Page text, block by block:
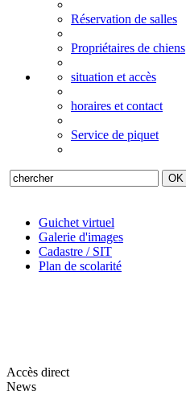
Réservation de salles
Propriétaires de chiens
situation et accès
horaires et contact
Service de piquet
Guichet virtuel
Galerie d'images
Cadastre / SIT
Plan de scolarité
Accès direct
News